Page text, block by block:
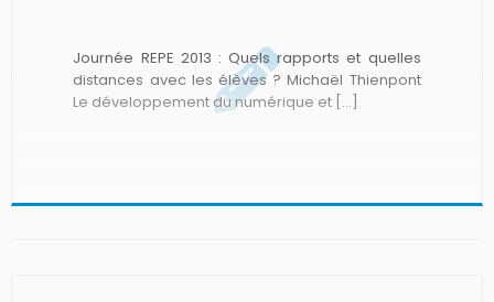
Journée REPE 2013 : Quels rapports et quelles
distances avec les élèves ? Michaël Thienpont
Le développement du numérique et […]